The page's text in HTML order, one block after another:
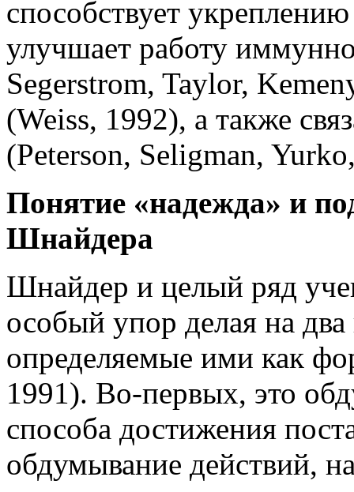
способствует
улучшает работу
Segerstrom, Taylor,
(Weiss, 1992), а также
(Peterson, Seligman,
Понятие «надежда» и
Шнайдера
Шнайдер и целый ряд
особый упор делая на
определяемые ими как
1991). Во-первых, это
способа достижения
обдумывание действий,